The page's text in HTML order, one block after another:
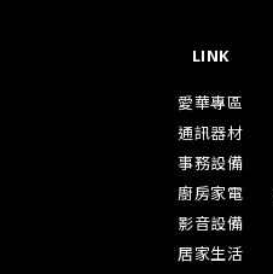
LINK
愛華專區
通訊器材
事務設備
廚房家電
影音設備
居家生活